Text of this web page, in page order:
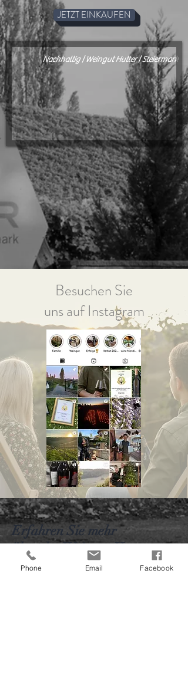
JETZT EINKAUFEN
Nachhaltig | Weingut Hutter | Steiermark
Besuchen Sie
uns auf Instagram
Erfahren Sie mehr
über das Weingut Hutter
Shop
Phone Email Facebook